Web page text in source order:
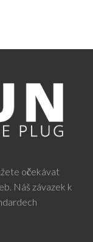
očekávat
Náš závazek k